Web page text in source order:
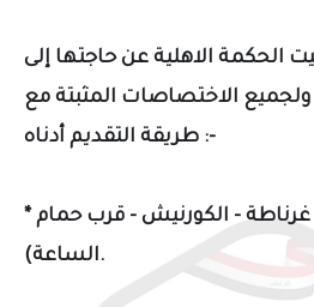
الحكمة الاهلية عن حاجتها إلى
ولجميع الاختصاصات المثبتة مع
طريقة التقديم أدناه :-
*- الكورنيش - قرب حمام
الساعة).